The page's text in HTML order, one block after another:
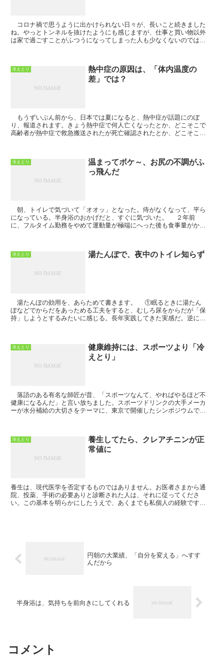
コロナ禍で思うように出かけられない日々が、長いこと続きました
ね。やっとトンネルを抜けたようにも感じますが、仕事と買い物以外
は家で過ごすことがふつうになってしまった人も少なくないのではな
冷えとり
熱中症の原因は、「体内温度の
差」では？
もうずいぶん前から、日本では夏になると、熱中症が話題にのぼ
り、報道されます。きょう熱中症で何人亡くなったとか、どこそこで
高齢者が熱中症で救急搬送されたが死亡確認されたとか、どこそこの
冷えとり
温まってボケ～、お尻の不調がふ
っ飛んだ
朝、トイレで気づいて「オオッ」となった。痔がなくなって、平ら
になっている。半身浴のおかげだと、すぐに気づいた。 ２年前
に、フルタイム勤務をやめて運動量が極端にへった後も食事量がかわ
冷えとり 湯たんぽで、夜中のトイレ知らず
湯たんぽの効用を、あらためて書きます。 ①眠るときに湯たん
ぽなどでからだをあっためる工夫をすると、むしろ尿をからだが「保
持」しようとするみたいに感じる。長年実践してきた実感だ。逆に冷
冷えとり
健康維持には、スポーツより「冷
えとり」
落語のある有名な師匠が昔、「スポーツなんて、やればやるほど不
健康になるんだ」と言い放ちました。スポーツドリンクの大手メーカ
ーが水分補給の大切さをテーマに、東京で開催したシンポジウムでの
冷えとり
養生してたら、クレアチニンが正
常値に
養生は、現代医学を否定するものではありません。お医者さまから通
院、投薬、手術の必要ありと診断された人は、それに従ってくださ
い。この基本を明らかにしたうえで、あくまでも私個人の経験です
円朝の大業績、「自分を変える」へすす
んだから
半身浴は、気持ちを前向きにしてくれる
コメント